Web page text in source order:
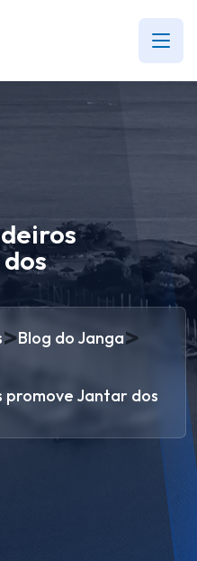
>Blog do Janga>
promove Jantar dos